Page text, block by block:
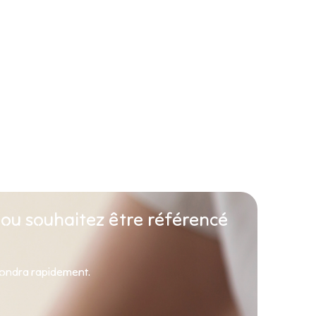
souhaitez être référencé
rapidement.